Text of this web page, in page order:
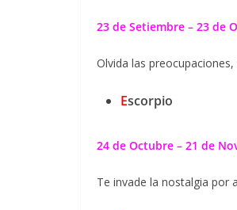
23 de Setiembre – 23 de
Olvida las
Escorpio
24 de Octubre – 21 de
Te invade la nostalgia por